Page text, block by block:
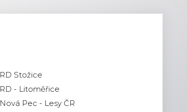
RD Stožice
RD - Litoměřice
Nová Pec - Lesy ČR